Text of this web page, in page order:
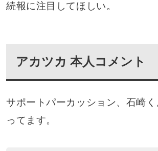
続報に注目してほしい。
アカツカ 本人コメント
サポートパーカッション、石崎
ってます。